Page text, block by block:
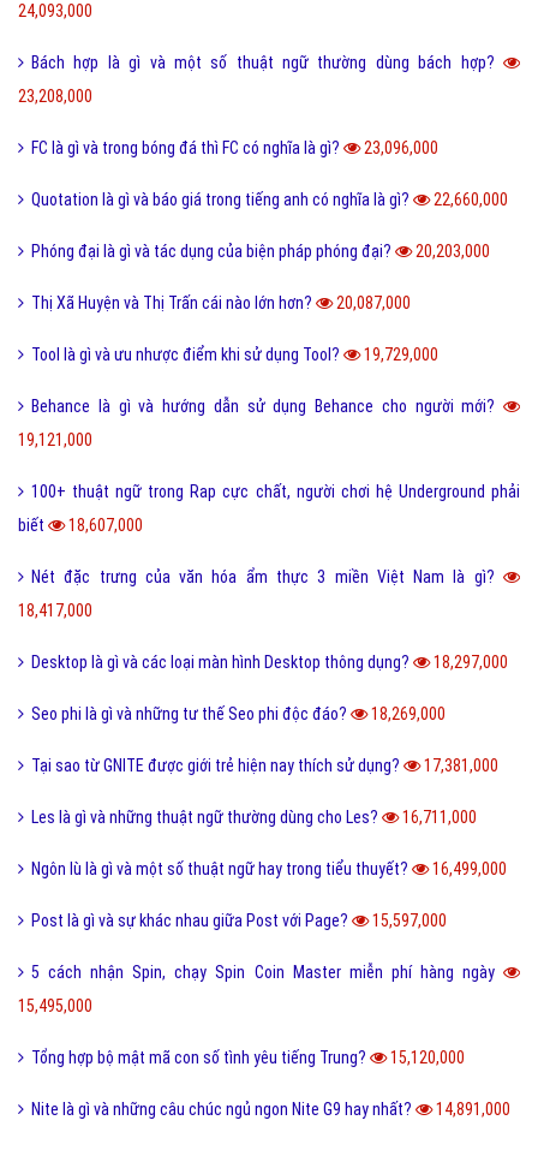
24,093,000
Bách hợp là gì và một số thuật ngữ thường dùng bách hợp?
23,208,000
FC là gì và trong bóng đá thì FC có nghĩa là gì? 23,096,000
Quotation là gì và báo giá trong tiếng anh có nghĩa là gì? 22,660,000
Phóng đại là gì và tác dụng của biện pháp phóng đại? 20,203,000
Thị Xã Huyện và Thị Trấn cái nào lớn hơn? 20,087,000
Tool là gì và ưu nhược điểm khi sử dụng Tool? 19,729,000
Behance là gì và hướng dẫn sử dụng Behance cho người mới?
19,121,000
100+ thuật ngữ trong Rap cực chất, người chơi hệ Underground phải
biết
18,607,000
Nét đặc trưng của văn hóa ẩm thực 3 miền Việt Nam là gì?
18,417,000
Desktop là gì và các loại màn hình Desktop thông dụng? 18,297,000
Seo phi là gì và những tư thế Seo phi độc đáo? 18,269,000
Tại sao từ GNITE được giới trẻ hiện nay thích sử dụng? 17,381,000
Les là gì và những thuật ngữ thường dùng cho Les? 16,711,000
Ngôn lù là gì và một số thuật ngữ hay trong tiểu thuyết? 16,499,000
Post là gì và sự khác nhau giữa Post với Page? 15,597,000
5 cách nhận Spin, chạy Spin Coin Master miễn phí hàng ngày
15,495,000
Tổng hợp bộ mật mã con số tình yêu tiếng Trung? 15,120,000
Nite là gì và những câu chúc ngủ ngon Nite G9 hay nhất? 14,891,000